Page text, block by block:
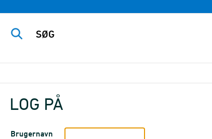
LOG PÅ
Brugernavn